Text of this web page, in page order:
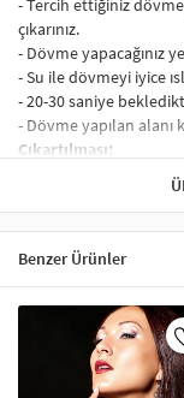
- Tercih ettiğiniz
çıkarınız.
- Dövme yapacağınız
- Su ile dövmeyi iyice
- 20-30 saniye
- Dövme yapılan alanı
Çıkartılması;
- Alkol, yağlı krem ile
- Üzerine bant
On yılların en trend
kalıcılığı olan geçici
ve tasarımlarda
olarak en beğenilen
şeklinde satın
Benzer Ürünler